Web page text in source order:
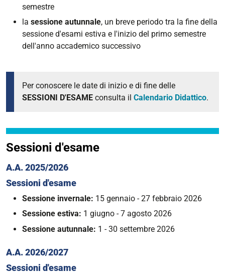
semestre
la sessione autunnale, un breve periodo tra la fine della
sessione d'esami estiva e l'inizio del primo semestre
dell'anno accademico successivo
Per conoscere le date di inizio e di fine delle
SESSIONI D'ESAME consulta il Calendario Didattico.
Sessioni d'esame
A.A. 2025/2026
Sessioni d'esame
Sessione invernale: 15 gennaio - 27 febbraio 2026
Sessione estiva: 1 giugno - 7 agosto 2026
Sessione autunnale: 1 - 30 settembre 2026
A.A. 2026/2027
Sessioni d'esame